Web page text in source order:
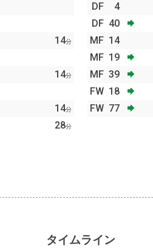
14分
14分
14分
28分
DF
4
DF 40
MF 14
MF 19
MF 39
FW 18
FW 77
タイムライン